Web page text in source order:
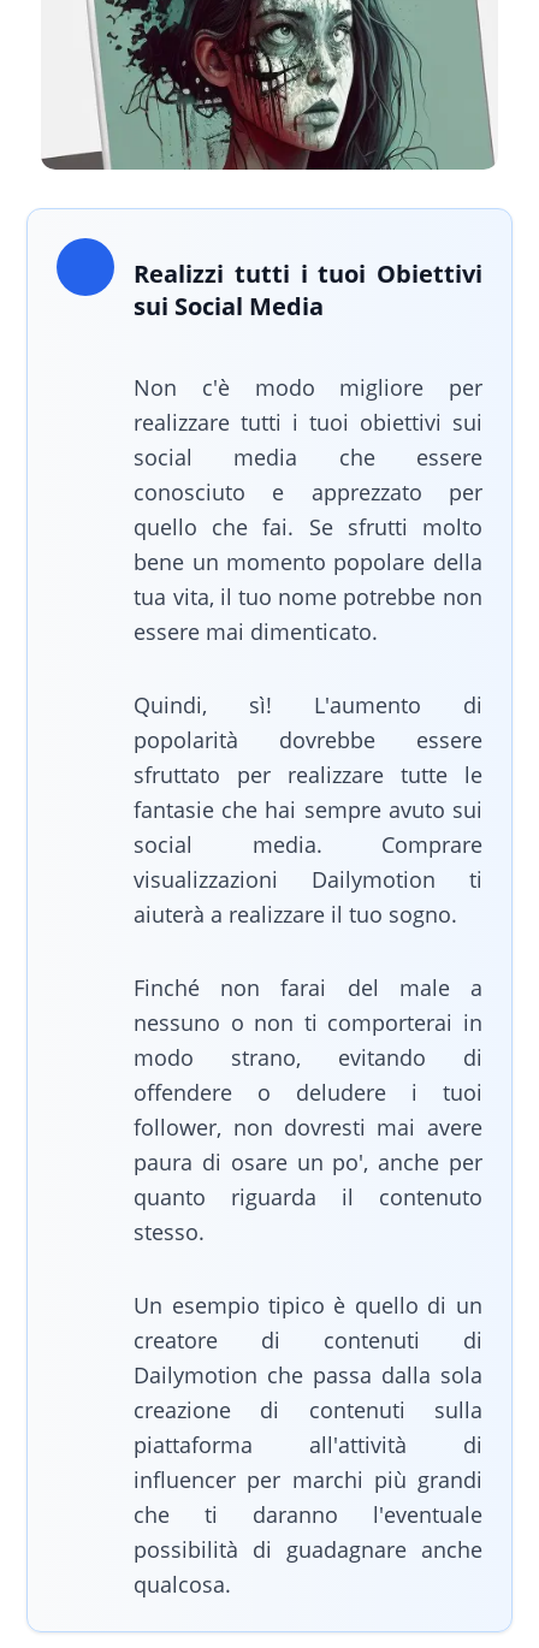
Realizzi tutti i tuoi Obiettivi
sui Social Media
Non c'è modo migliore per
realizzare tutti i tuoi obiettivi sui
social media che essere
conosciuto e apprezzato per
quello che fai. Se sfrutti molto
bene un momento popolare della
tua vita, il tuo nome potrebbe non
essere mai dimenticato.
Quindi, sì! L'aumento di
popolarità dovrebbe essere
sfruttato per realizzare tutte le
fantasie che hai sempre avuto sui
social media. Comprare
visualizzazioni Dailymotion ti
aiuterà a realizzare il tuo sogno.
Finché non farai del male a
nessuno o non ti comporterai in
modo strano, evitando di
offendere o deludere i tuoi
follower, non dovresti mai avere
paura di osare un po', anche per
quanto riguarda il contenuto
stesso.
Un esempio tipico è quello di un
creatore di contenuti di
Dailymotion che passa dalla sola
creazione di contenuti sulla
piattaforma all'attività di
influencer per marchi più grandi
che ti daranno l'eventuale
possibilità di guadagnare anche
qualcosa.